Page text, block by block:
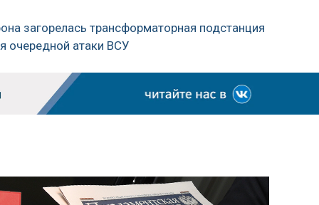
загорелась трансформаторная подстанция
очередной атаки ВСУ